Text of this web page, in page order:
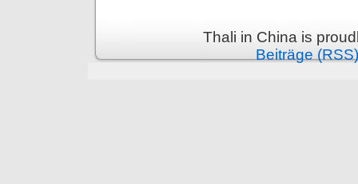
Thali in China is
Beiträge (RSS)